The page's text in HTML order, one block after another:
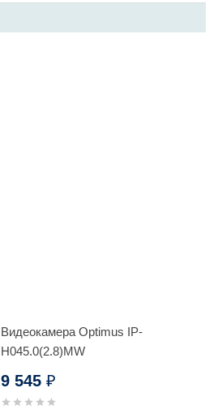
Видеокамера Optimus IP-
H045.0(2.8)MW
9 545₽